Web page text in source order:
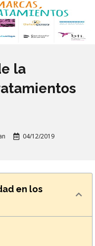
la
04/12/2019
en los